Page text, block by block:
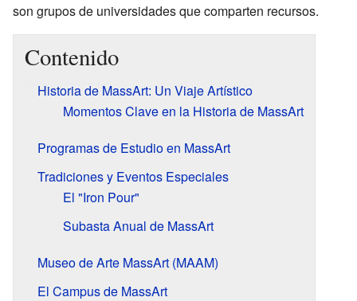
son grupos de universidades que comparten recursos.
Contenido
Historia de MassArt: Un Viaje Artístico
Momentos Clave en la Historia de MassArt
Programas de Estudio en MassArt
Tradiciones y Eventos Especiales
El "Iron Pour"
Subasta Anual de MassArt
Museo de Arte MassArt (MAAM)
El Campus de MassArt